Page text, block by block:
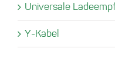
Universale
Y-Kabel